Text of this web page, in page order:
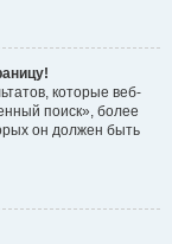
которые веб-
поиск», более
он должен быть